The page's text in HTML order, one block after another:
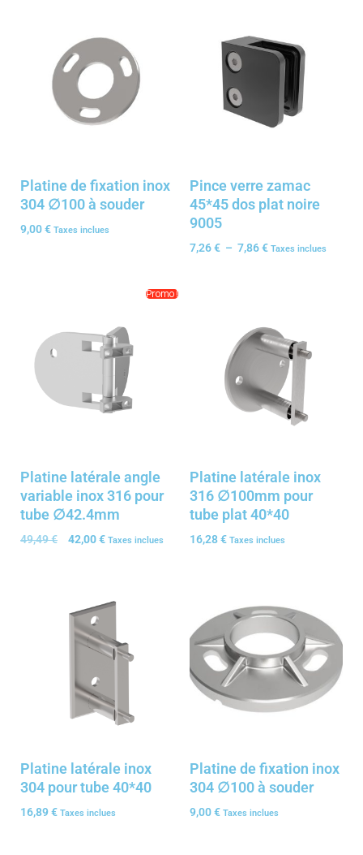
Platine de fixation inox
304 ∅100 à souder
9,00€ Taxes inclues
Pince verre zamac
45*45 dos plat noire
9005
7,26€ – 7,86€ Taxes inclues
Promo !
Platine latérale angle
variable inox 316 pour
tube ∅42.4mm
49,49€ 42,00€ Taxes inclues
Platine latérale inox
316 ∅100mm pour
tube plat 40*40
16,28€ Taxes inclues
Platine latérale inox
304 pour tube 40*40
16,89€ Taxes inclues
Platine de fixation inox
304 ∅100 à souder
9,00€ Taxes inclues